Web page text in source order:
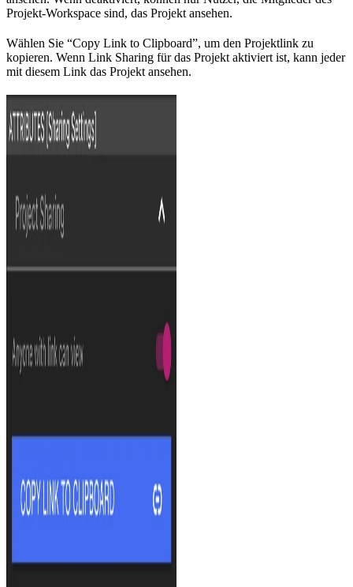
Projekt-Workspace sind, das Projekt ansehen.
Wählen Sie “Copy Link to Clipboard”, um den Projektlink zu
kopieren. Wenn Link Sharing für das Projekt aktiviert ist, kann jeder
mit diesem Link das Projekt ansehen.